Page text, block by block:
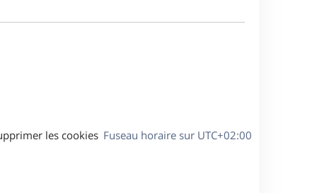
Fuseau horaire sur UTC+02:00
les cookies